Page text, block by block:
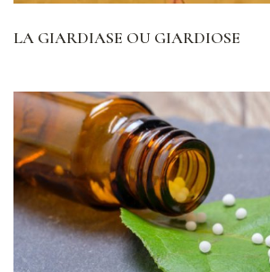
LA GIARDIASE OU GIARDIOSE